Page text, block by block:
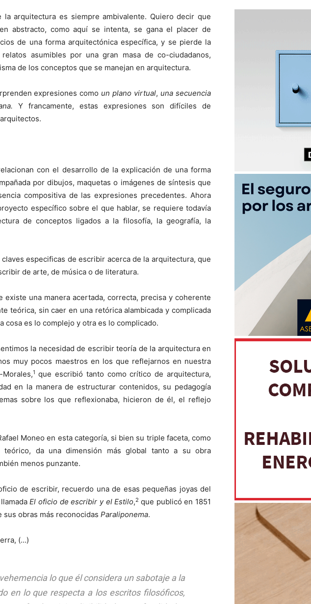
arquitectura es siempre ambivalente. Quiero decir que
abstracto, como aquí se intenta, se gana el placer de
de una forma arquitectónica específica, y se pierde la
asumibles por una gran masa de co-ciudadanos,
de los conceptos que se manejan en arquitectura.
expresiones como un plano virtual, una secuencia
Y francamente, estas expresiones son difíciles de
con el desarrollo de la explicación de una forma
por dibujos, maquetas o imágenes de síntesis que
compositiva de las expresiones precedentes. Ahora
específico sobre el que hablar, se requiere todavía
de conceptos ligados a la filosofía, la geografía, la
especificas de escribir acerca de la arquitectura, que
de arte, de música o de literatura.
existe una manera acertada, correcta, precisa y coherente
teórica, sin caer en una retórica alambicada y complicada
cosa es lo complejo y otra es lo complicado.
la necesidad de escribir teoría de la arquitectura en
muy pocos maestros en los que reflejarnos en nuestra
1 que escribió tanto como crítico de arquitectura,
en la manera de estructurar contenidos, su pedagogía
sobre los que reflexionaba, hicieron de él, el reflejo
Moneo en esta categoría, si bien su triple faceta, como
teórico, da una dimensión más global tanto a su obra
menos punzante.
de escribir, recuerdo una de esas pequeñas joyas del
El oficio de escribir y el Estilo,2 que publicó en 1851
sus obras más reconocidas Paraliponema.
(…)
lo que él considera un sabotaje a la
en lo que respecta a los escritos filosóficos,